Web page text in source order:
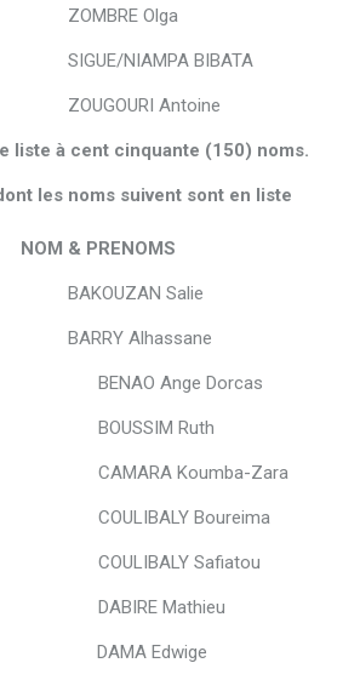
Olga
NIAMPA BIBATA
Antoine
liste à cent cinquante (150) noms.
les noms suivent sont en liste
& PRENOMS
Salie
Alhassane
BENAO Ange Dorcas
BOUSSIM Ruth
CAMARA Koumba-Zara
COULIBALY Boureima
COULIBALY Safiatou
DABIRE Mathieu
DAMA Edwige